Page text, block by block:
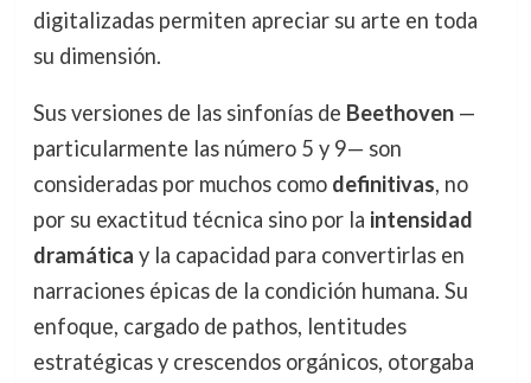
digitalizadas permiten apreciar su arte en toda
su dimensión.
Sus versiones de las sinfonías de Beethoven—
particularmente las número 5 y 9— son
consideradas por muchos como definitivas, no
por su exactitud técnica sino por la intensidad
dramática y la capacidad para convertirlas en
narraciones épicas de la condición humana. Su
enfoque, cargado de pathos, lentitudes
estratégicas y crescendos orgánicos, otorgaba